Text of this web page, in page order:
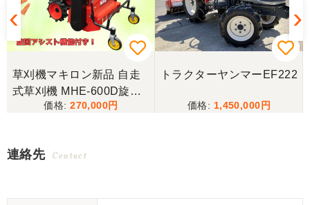
草刈機マキロン新品 自走
式草刈機 MHE-600D旋回
アシスト機能付き
270,000
トラクターヤンマーEF222
1,450,000
連絡先 Contact